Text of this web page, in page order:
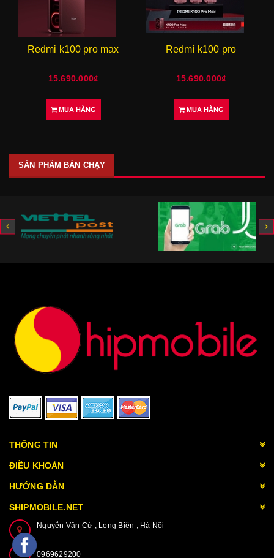
Redmi k100 pro
15.690.000₫
MUA HÀNG
Redmi note 17 pro {
7.500.000₫
MUA HÀNG
SẢN PHẨM BÁN CHẠY
THÔNG TIN
ĐIỀU KHOẢN
HƯỚNG DẪN
SHIPMOBILE.NET
Nguyễn Văn Cừ , Long Biên , Hà Nội
0969629200